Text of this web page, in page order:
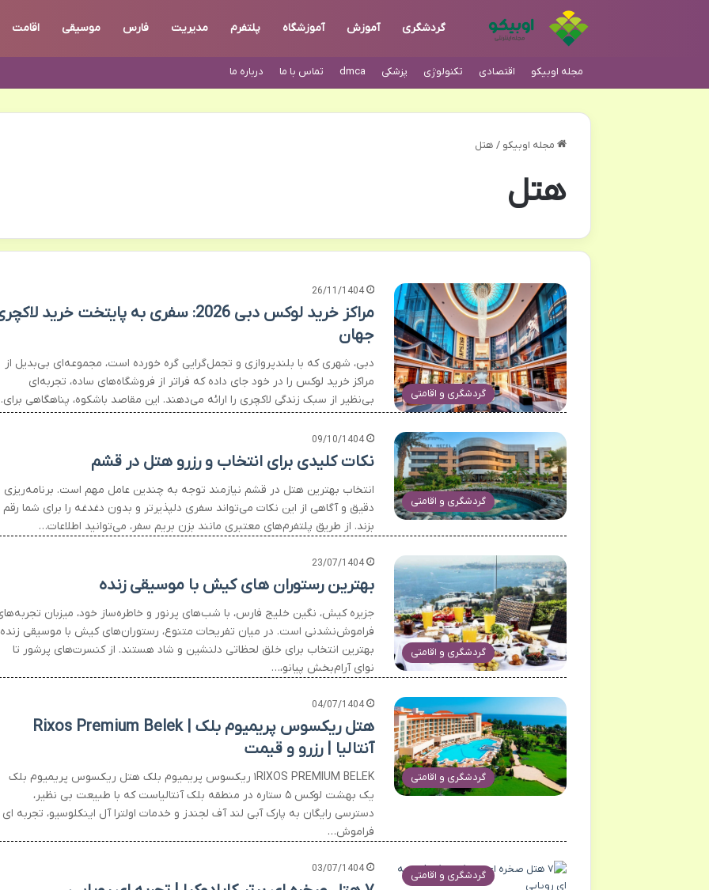
گردشگری آموزش آموزشگاه پلتفرم مدیریت فارس موسیقی اقامت
مجله اوبیکو اقتصادی تکنولوژی پزشکی dmca تماس با ما درباره ما
مجله اوبیکو / هتل
هتل
گردشگری و اقامتی
26/11/1404
مراکز خرید لوکس دبی 2026: سفری به پایتخت خرید
جهان
دبی، شهری که با بلندپروازی و تجمل‌گرایی گره خورده است، مجموعه‌ای بی‌بدیل از
مراکز خرید لوکس را در خود جای داده که فراتر از فروشگاه‌های ساده، تجربه‌ای
بی‌نظیر از سبک زندگی لاکچری را ارائه می‌دهند. این مقاصد باشکوه، پناهگاهی
گردشگری و اقامتی
09/10/1404
نکات کلیدی برای انتخاب و رزرو هتل در قشم
انتخاب بهترین هتل در قشم نیازمند توجه به چندین عامل مهم است. برنامه‌ریزی
دقیق و آگاهی از این نکات می‌تواند سفری دلپذیرتر و بدون دغدغه را برای شما رقم
بزند. از طریق پلتفرم‌های معتبری مانند بزن بریم سفر، می‌توانید اطلاعات…
گردشگری و اقامتی
23/07/1404
بهترین رستوران های کیش با موسیقی زنده
جزیره کیش، نگین خلیج فارس، با شب‌های پرنور و خاطره‌ساز خود، میزبان
فراموش‌نشدنی است. در میان تفریحات متنوع، رستوران‌های کیش با موسیقی
بهترین انتخاب برای خلق لحظاتی دلنشین و شاد هستند. از کنسرت‌های پرشور تا
نوای آرام‌بخش پیانو،…
گردشگری و اقامتی
04/07/1404
هتل ریکسوس پریمیوم بلک | Rixos Premium Belek
آنتالیا | رزرو و قیمت
۱RIXOS PREMIUM BELEK ریکسوس پریمیوم بلک هتل ریکسوس پریمیوم بلک
یک بهشت لوکس ۵ ستاره در منطقه بلک آنتالیاست که با طبیعت بی نظیر،
دسترسی رایگان به پارک آبی لند آف لجندز و خدمات اولترا آل اینکلوسیو، تجربه ای
فراموش…
گردشگری و اقامتی 03/07/1404